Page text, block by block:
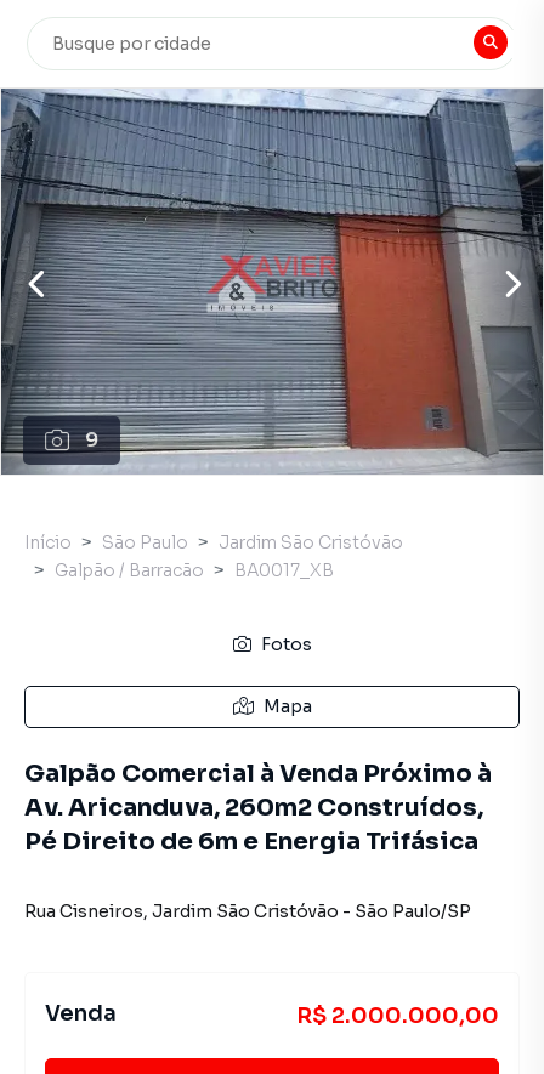
9
Início São Paulo
Jardim São Cristóvão
Galpão / Barracão
BA0017_XB
Fotos
Mapa
Galpão Comercial à Venda Próximo à
Av. Aricanduva, 260m2 Construídos,
Pé Direito de 6m e Energia Trifásica
Rua Cisneiros, Jardim São Cristóvão - São Paulo/SP
Venda R$ 2.000.000,00